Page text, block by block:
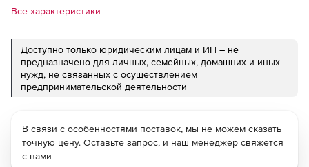
Все характеристики
Доступно только юридическим лицам и ИП – не
предназначено для личных, семейных, домашних и иных
нужд, не связанных с осуществлением
предпринимательской деятельности
В связи с особенностями поставок, мы не можем сказать
точную цену. Оставьте запрос, и наш менеджер свяжется
с вами